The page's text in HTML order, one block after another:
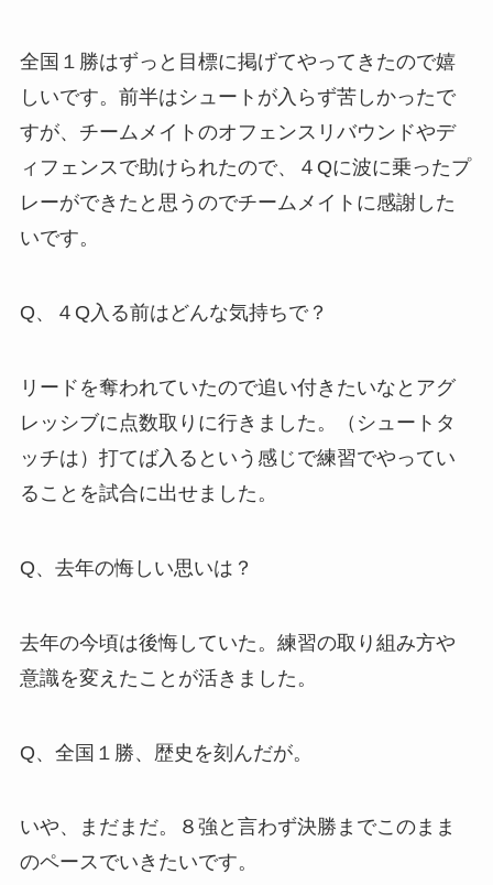
全国１勝はずっと目標に掲げてやってきたので嬉
しいです。 前半はシュートが入らず苦しかったで
すが、チームメイトのオフェンスリバウンドやデ
ィフェンスで助けられたので、４Qに波に乗ったプ
レーができたと思うのでチームメイトに感謝した
いです。
Q、４Q入る前はどんな気持ちで？
リードを奪われていたので追い付きたいなとアグ
レッシブに点数取りに行きました。
（シュートタ
ッチは）打てば入るという感じで練習でやってい
ることを試合に出せました。
Q、去年の悔しい思いは？
去年の今頃は後悔していた。練習の取り組み方や
意識を変えたことが活きました。
Q、全国１勝、歴史を刻んだが。
いや、まだまだ。８強と言わず決勝までこのまま
のペースでいきたいです。